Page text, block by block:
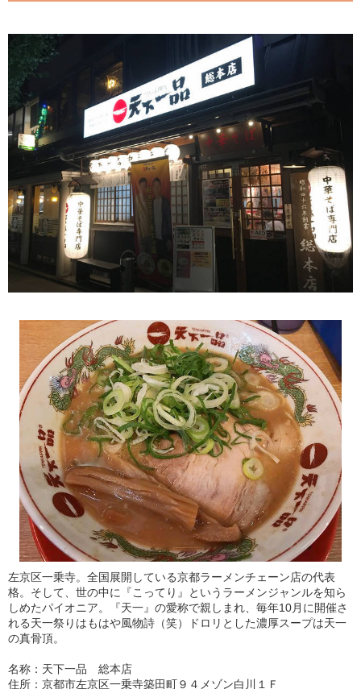
左京区一乗寺。全国展開している京都ラーメンチェーン店の代表
格。そして、世の中に『こってり』というラーメンジャンルを知ら
しめたパイオニア。『天一』の愛称で親しまれ、毎年10月に開催さ
れる天一祭りはもはや風物詩（笑）ドロリとした濃厚スープは天一
の真骨頂。
名称：天下一品 総本店
住所：京都市左京区一乗寺築田町９４メゾン白川１Ｆ